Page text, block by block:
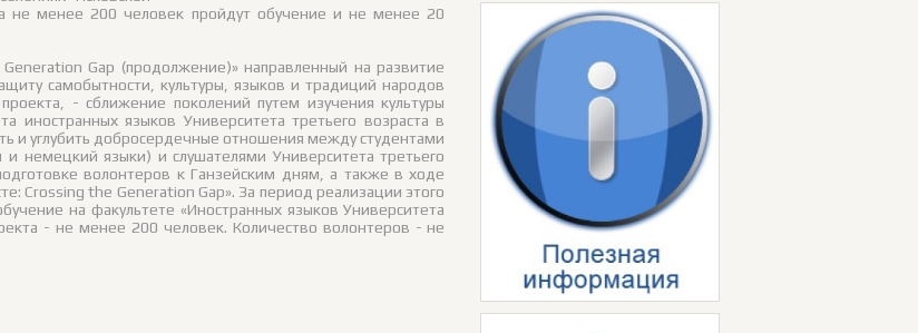
не менее 200 человек пройдут обучение и не менее 20
Gap (продолжение)» направленный на развитие
самобытности, культуры, языков и традиций народов
- сближение поколений путем изучения культуры
иностранных языков Университета третьего возраста в
и углубить добросердечные отношения между студентами
и немецкий языки) и слушателями Университета третьего
волонтеров к Ганзейским дням, а также в ходе
Crossing the Generation Gap». За период реализации этого
на факультете «Иностранных языков Университета
- не менее 200 человек. Количество волонтеров - не